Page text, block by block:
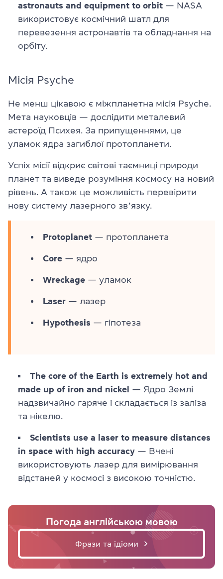
astronauts and equipment to orbit — NASA
використовує космічний шатл для
перевезення астронавтів та обладнання на
орбіту.
Місія Psyche
Не менш цікавою є міжпланетна місія Psyche.
Мета науковців — дослідити металевий
астероїд Психея. За припущеннями, це
уламок ядра загиблої протопланети.
Успіх місії відкриє світові таємниці природи
планет та виведе розуміння космосу на новий
рівень. А також це можливість перевірити
нову систему лазерного звʼязку.
Protoplanet — протопланета
Core — ядро
Wreckage — уламок
Laser — лазер
Hypothesis — гіпотеза
The core of the Earth is extremely hot and
made up of iron and nickel
— Ядро Землі
надзвичайно гаряче і складається із заліза
та нікелю.
Scientists use a laser to measure distances
in space with high accuracy — Вчені
використовують лазер для вимірювання
відстаней у космосі з високою точністю.
Погода англійською мовою
Фрази та ідіоми